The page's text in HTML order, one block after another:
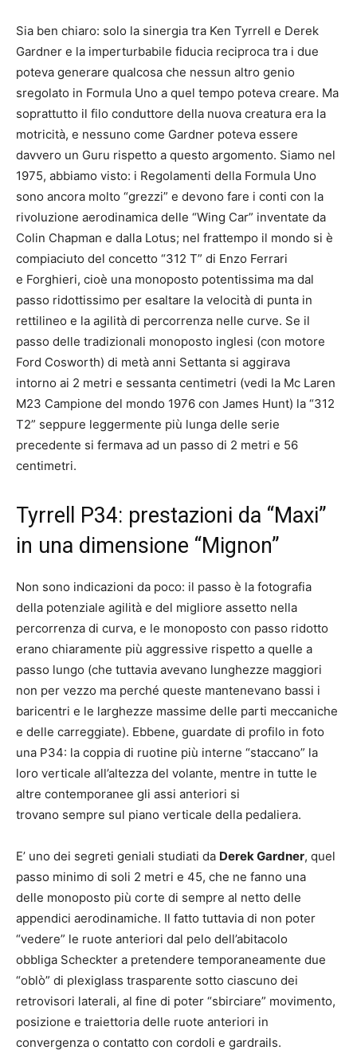
Sia ben chiaro: solo la sinergia tra Ken Tyrrell e Derek
Gardner e la imperturbabile fiducia reciproca tra i due
poteva generare qualcosa che nessun altro genio
sregolato in Formula Uno a quel tempo poteva creare. Ma
soprattutto il filo conduttore della nuova creatura era la
motricità, e nessuno come Gardner poteva essere
davvero un Guru rispetto a questo argomento. Siamo nel
1975, abbiamo visto: i Regolamenti della Formula Uno
sono ancora molto “grezzi” e devono fare i conti con la
rivoluzione aerodinamica delle “Wing Car” inventate da
Colin Chapman e dalla Lotus; nel frattempo il mondo si è
compiaciuto del concetto “312 T” di Enzo Ferrari
e Forghieri, cioè una monoposto potentissima ma dal
passo ridottissimo per esaltare la velocità di punta in
rettilineo e la agilità di percorrenza nelle curve. Se il
passo delle tradizionali monoposto inglesi (con motore
Ford Cosworth) di metà anni Settanta si aggirava
intorno ai 2 metri e sessanta centimetri (vedi la Mc Laren
M23 Campione del mondo 1976 con James Hunt) la “312
T2” seppure leggermente più lunga delle serie
precedente si fermava ad un passo di 2 metri e 56
centimetri.
Tyrrell P34: prestazioni da “Maxi”
in una dimensione “Mignon”
Non sono indicazioni da poco: il passo è la fotografia
della potenziale agilità e del migliore assetto nella
percorrenza di curva, e le monoposto con passo ridotto
erano chiaramente più aggressive rispetto a quelle a
passo lungo (che tuttavia avevano lunghezze maggiori
non per vezzo ma perché queste mantenevano bassi i
baricentri e le larghezze massime delle parti meccaniche
e delle carreggiate). Ebbene, guardate di profilo in foto
una P34: la coppia di ruotine più interne “staccano” la
loro verticale all’altezza del volante, mentre in tutte le
altre contemporanee gli assi anteriori si
trovano sempre sul piano verticale della pedaliera.
E’ uno dei segreti geniali studiati da Derek Gardner, quel
passo minimo di soli 2 metri e 45, che ne fanno una
delle monoposto più corte di sempre al netto delle
appendici aerodinamiche. Il fatto tuttavia di non poter
“vedere” le ruote anteriori dal pelo dell’abitacolo
obbliga Scheckter a pretendere temporaneamente due
“oblò” di plexiglass trasparente sotto ciascuno dei
retrovisori laterali, al fine di poter “sbirciare” movimento,
posizione e traiettoria delle ruote anteriori in
convergenza o contatto con cordoli e gardrails.